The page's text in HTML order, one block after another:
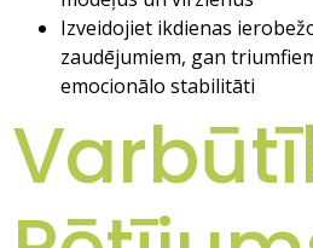
Izveidojiet ikdienas
zaudējumiem, gan
emocionālo stabilitāti